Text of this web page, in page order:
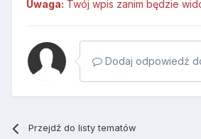
Uwaga: Twój wpis zanim będzie
Dodaj odpowiedź
Przejdź do listy tematów